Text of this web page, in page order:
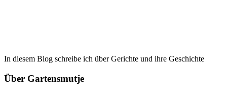
In diesem Blog schreibe ich über Gerichte und ihre Geschichte
Über Gartensmutje